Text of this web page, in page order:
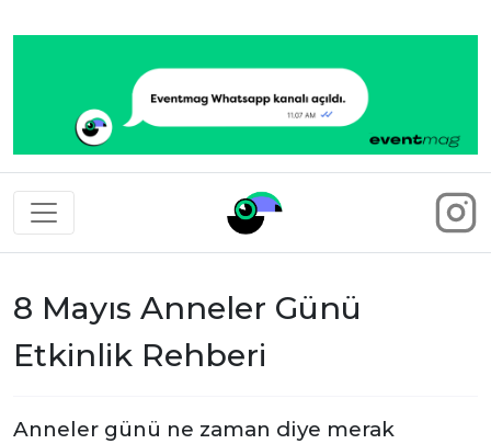
Eventmag
8 Mayıs Anneler Günü
Etkinlik Rehberi
Anneler günü ne zaman diye merak